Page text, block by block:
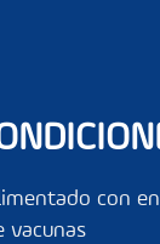
con
vacunas